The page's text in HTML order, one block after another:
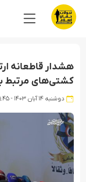
هشدار قاطعانه
کشتی‌های مرتبط
دوشنبه ۱۴ آبان ۱۴۰۳ - ۰۹:۴۵